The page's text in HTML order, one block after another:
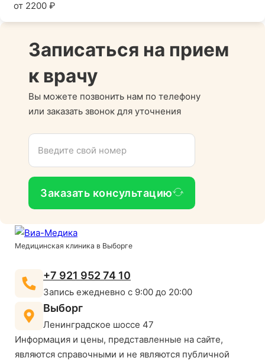
от 2200 ₽
Записаться на прием
к врачу
Вы можете позвонить нам по телефону
или заказать звонок для уточнения
Заказать консультацию
Медицинская клиника в Выборге
+7 921 952 74 10
Запись ежедневно с 9:00 до 20:00
Выборг
Ленинградское шоссе 47
Информация и цены, представленные на сайте,
являются справочными и не являются публичной